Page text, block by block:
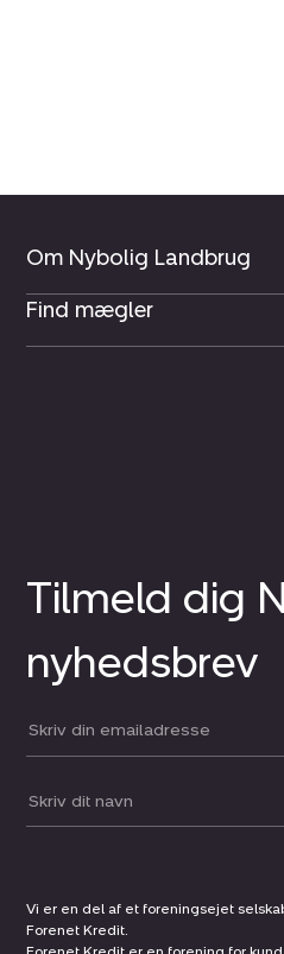
Om Nybolig Landbrug
Find mægler
Tilmeld dig
nyhedsbrev
Din email:
Dit navn:
Vi er en del af et foreningsejet
Forenet Kredit.